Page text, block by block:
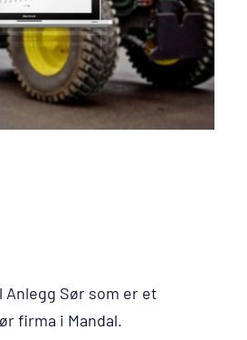
Sør som er et
firma i Mandal.